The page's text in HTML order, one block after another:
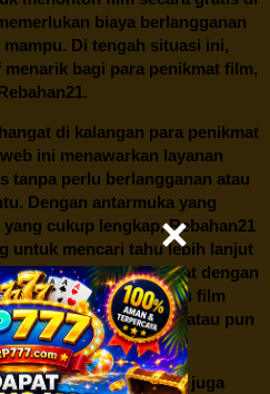
biaya berlangganan
Di tengah situasi ini,
bagi para penikmat film,
di kalangan para penikmat
ini menawarkan layanan
tanpa perlu berlangganan atau
Dengan antarmuka yang
yang cukup lengkap,Rebahan21
untuk mencari tahu lebih lanjut
pengguna, Anda dapat dengan
ingin ditonton, baik itu film
yang sedang hits, atau pun
kualitas terbaik.
manis,Rebahan21juga